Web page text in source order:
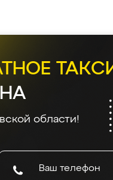
области!